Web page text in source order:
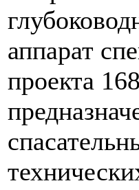
аппарат
проекта